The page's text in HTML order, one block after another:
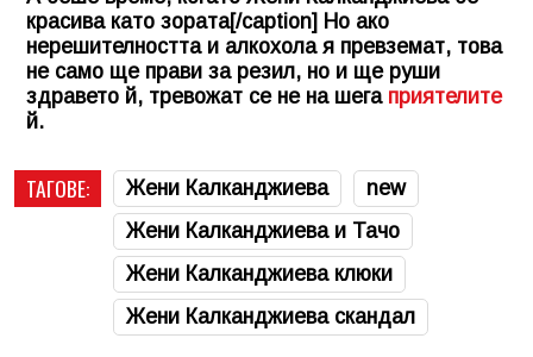
красива като зората[/caption] Но ако
нерешителността и алкохола я превземат, това
не само ще прави за резил, но и ще руши
здравето й, тревожат се не на шега приятелите
й.
ТАГОВЕ: Жени Калканджиева
new
Жени Калканджиева и Тачо
Жени Калканджиева клюки
Жени Калканджиева скандал